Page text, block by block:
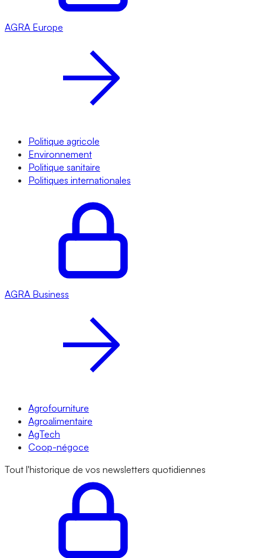
AGRA Europe
Politique agricole
Environnement
Politique sanitaire
Politiques internationales
AGRA Business
Agrofourniture
Agroalimentaire
AgTech
Coop-négoce
Tout l'historique de vos newsletters quotidiennes